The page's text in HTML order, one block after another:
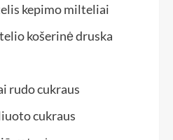
kepimo milteliai
košerinė druska
rudo cukraus
cukraus